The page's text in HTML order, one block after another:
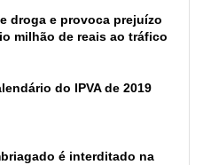
droga e provoca prejuízo
milhão de reais ao tráfico
do IPVA de 2019
é interditado na